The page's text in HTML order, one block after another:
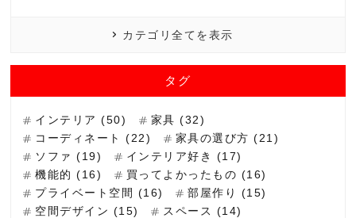
カテゴリ全てを表示
タグ
インテリア (50)
家具 (32)
コーディネート (22)
家具の選び方 (21)
ソファ (19)
インテリア好き (17)
機能的 (16)
買ってよかったもの (16)
プライベート空間 (16)
部屋作り (15)
空間デザイン (15)
スペース (14)